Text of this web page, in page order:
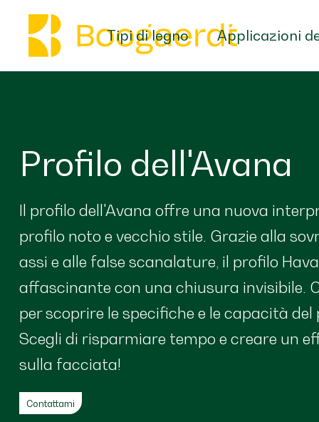
Tipi di legno Applicazioni
Profilo dell'Avana
Il profilo dell'Avana offre una nuova
profilo noto e vecchio stile. Grazie alla
assi e alle false scanalature, il profilo
affascinante con una chiusura invisibile.
per scoprire le specifiche e le capacità del
Scegli di risparmiare tempo e creare un
sulla facciata!
Contattami